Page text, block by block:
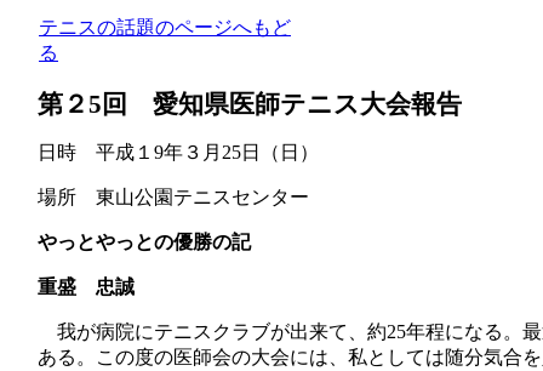
第２5 回 愛知県医師テニス大会報告
日時 平成１ 9年３月 25日 （日 ）
場所 東山公園テニスセンター
やっとやっとの優勝の記
重盛 忠誠
我が病院にテニスクラブが出来て、約25年程になる。
ある。この度の医師会の大会には、私としては随分気合
テニスの話題のページへもど
る